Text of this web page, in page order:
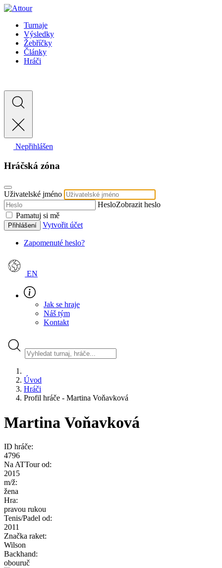
Turnaje
Výsledky
Žebříčky
Články
Hráči
Nepřihlášen
Hráčská zóna
Uživatelské jméno
HesloZobrazit heslo
Pamatuj si mě
Přihlášení Vytvořit účet
Zapomenuté heslo?
EN
Jak se hraje
Náš tým
Kontakt
Úvod
Hráči
Profil hráče - Martina Voňavková
Martina Voňavková
ID hráče:
4796
Na ATTour od:
2015
m/ž:
žena
Hra:
pravou rukou
Tenis/Padel od:
2011
Značka raket:
Wilson
Backhand:
obouruč